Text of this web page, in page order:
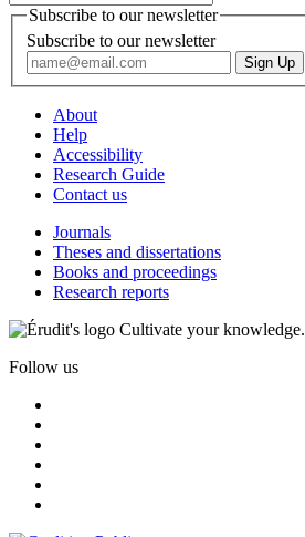
Subscribe to our newsletter
Subscribe to our newsletter
About
Help
Accessibility
Research Guide
Contact us
Journals
Theses and dissertations
Books and proceedings
Research reports
Cultivate your knowledge.
Follow us